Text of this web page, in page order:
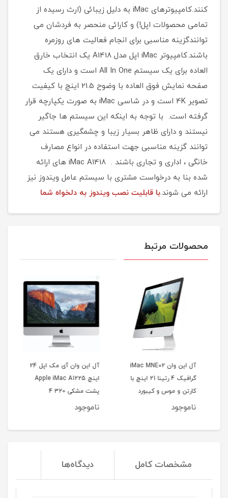
کنند.کامپیوترهای iMac به دلیل زیبائی (ارث رسیده از
تمامی محصولات اپل!) و کارائی منحصر به فردشان می
توانندگزینه مناسبی برای انجام فعالیت های روزمره
باشند.کامپیوتر iMac اپل مدل A1418 یک انتخاب خارق
العاده برای یک سیستم All In One است و دارای یک
صفحه نمایش فوق العاده با وضوح 21.5 اینچ با کیفیت
تصویر 4K است و در شاسی iMac به صورت یکپارچه قرار
گرفته است. با توجه به اینکه این سیستم ها جاگیر
نیستند و دارای ظاهر بسیار زیبا و چشمگیری هستند می
توانند گزینه مناسبی جهت استفاده در انواع مصارف
خانگی ، اداری و تجاری باشند . iMac A1418 های ارائه
شده بنا به درخواست مشتری با سیستم عامل ویندوز نیز
ارائه می شوند.با قابلیت نصب ویندوز به دلخواه شما
محصولات مرتبط
آل این وان iMac MNE02
گرافیک 4 رتینا 21 اینچ با
کارتن و موس و کیبورد
ناموجود
آل این وان آی مک اپل 24
اینچ Apple iMac A1225
پشت مشکی 320 4
ناموجود
مشخصات کامل دیدگاه‌ها